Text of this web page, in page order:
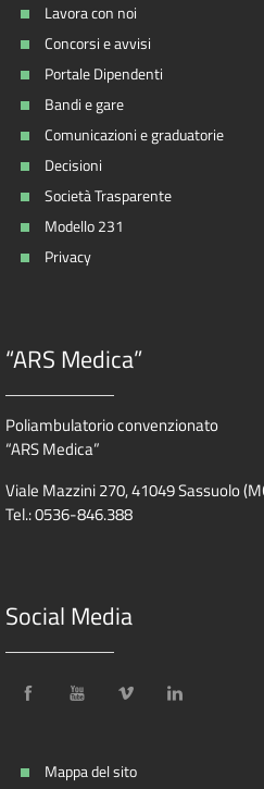
Lavora con noi
Concorsi e avvisi
Portale Dipendenti
Bandi e gare
Comunicazioni e graduatorie
Decisioni
Società Trasparente
Modello 231
Privacy
“ARS Medica”
Poliambulatorio convenzionato
“ARS Medica”
Viale Mazzini 270, 41049 Sassuolo
Tel.: 0536-846.388
Social Media
Mappa del sito